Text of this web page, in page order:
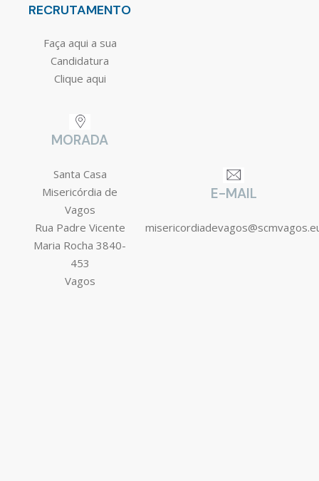
RECRUTAMENTO
Faça aqui a sua
Candidatura
Clique aqui
MORADA
Santa Casa
Misericórdia de
Vagos
Rua Padre Vicente
Maria Rocha 3840-
453
Vagos
E-MAIL